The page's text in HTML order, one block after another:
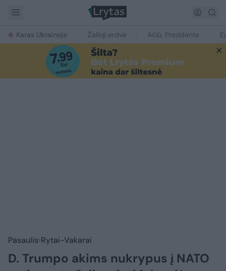
Karas Ukrainoje Žalioji erdvė Ačiū, Prezidente
Pasaulis Rytai-Vakarai
D. Trumpo akims nukrypus į NATO